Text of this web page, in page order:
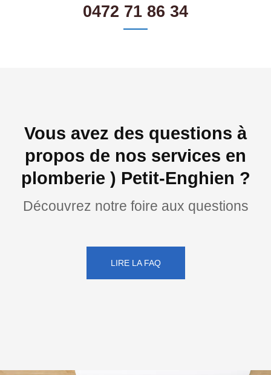
0472 71 86 34
Vous avez des questions à
propos de nos services en
plomberie ) Petit-Enghien ?
Découvrez notre foire aux questions
LIRE LA FAQ